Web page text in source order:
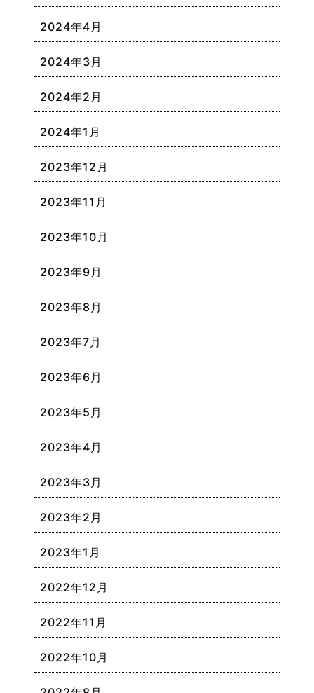
2024年4月
2024年3月
2024年2月
2024年1月
2023年12月
2023年11月
2023年10月
2023年9月
2023年8月
2023年7月
2023年6月
2023年5月
2023年4月
2023年3月
2023年2月
2023年1月
2022年12月
2022年11月
2022年10月